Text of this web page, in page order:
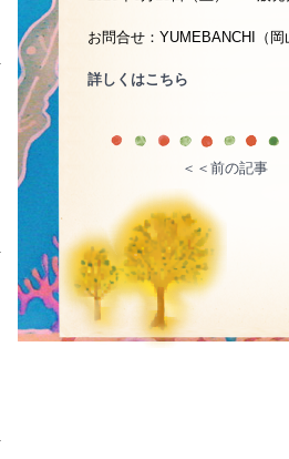
お問合せ：YUMEBANCHI（
詳しくはこちら
＜＜前の記事